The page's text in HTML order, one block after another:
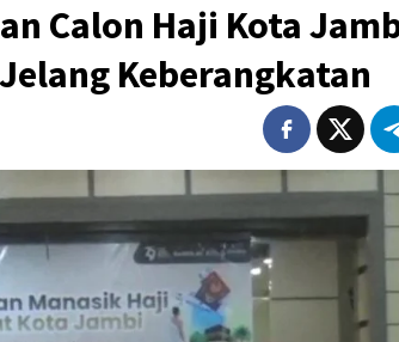
Calon Haji Kota
Keberangkatan